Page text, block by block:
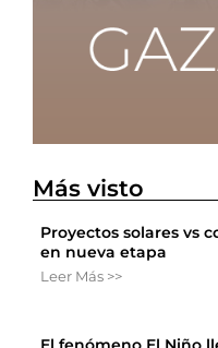
Más visto
Proyectos solares vs
en nueva etapa
Leer Más >>